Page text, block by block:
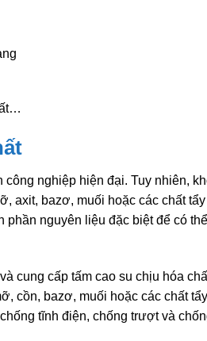
nghiệp hiện đại. Tuy nhiên,
axit, bazơ, muối hoặc các chất
nguyên liệu đặc biệt để có
cung cấp tấm cao su chịu hóa
cồn, bazơ, muối hoặc các chất
tĩnh điện, chống trượt và